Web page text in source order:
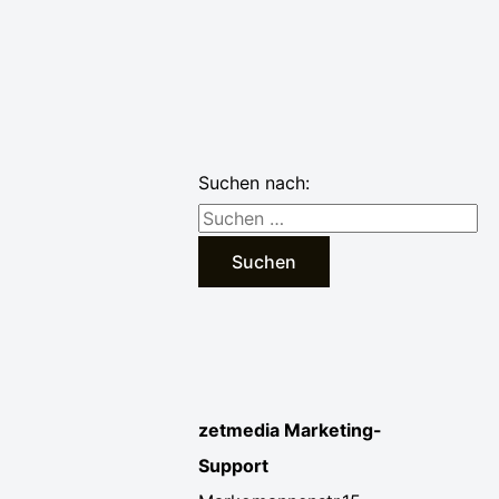
Suchen nach:
zetmedia Marketing-
Support